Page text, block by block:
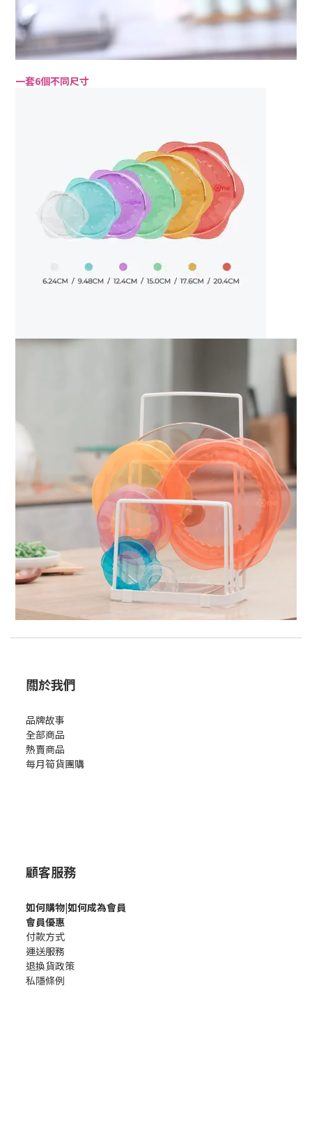
一套6個不同尺寸
關於我們
品牌故事
全部商品
熱賣商品
每月筍貨團購
顧客服務
如何購物|如何成為會員
會員優惠
付款方式
運送服務
退換貨政策
私隱條例